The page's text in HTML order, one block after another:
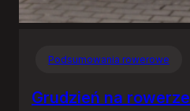
Podsumowania rowerowe
Grudzień na rowerze